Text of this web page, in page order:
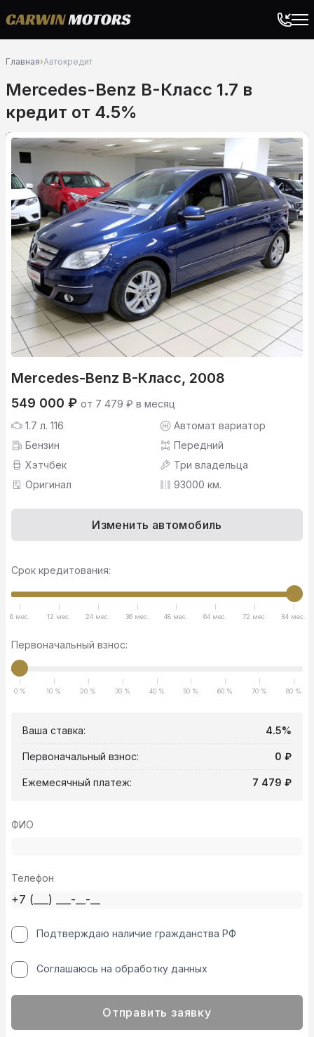
Главная›Автокредит
Mercedes-Benz B-Класс 1.7 в
кредит от 4.5%
Mercedes-Benz B-Класс, 2008
549 000 ₽ от 7 479 ₽ в месяц
1.7 л. 116
Автомат вариатор
Бензин
Передний
Хэтчбек
Три владельца
Оригинал
93000 км.
Изменить автомобиль
Срок кредитования:
6 мес. 12 мес. 24 мес. 36 мес. 48 мес. 64 мес. 72 мес. 84 мес.
Первоначальный взнос:
0 % 10 % 20 % 30 % 40 % 50 % 60 % 70 % 80 %
Ваша ставка: 4.5%
Первоначальный взнос: 0 ₽
Ежемесячный платеж: 7 479 ₽
ФИО
Телефон
Подтверждаю наличие гражданства РФ
Соглашаюсь на обработку данных
Отправить заявку